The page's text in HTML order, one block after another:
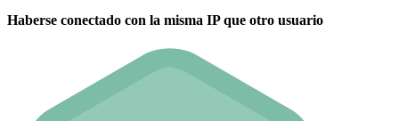
Haberse conectado con la misma IP que otro usuario